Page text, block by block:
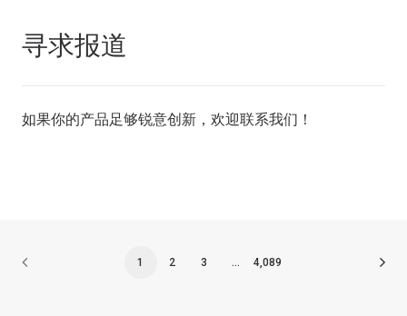
寻求报道
如果你的产品足够锐意创新，欢迎联系我们 ！
1 2 3 … 4,089